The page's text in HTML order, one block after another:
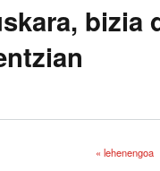
bizia
« lehenengoa